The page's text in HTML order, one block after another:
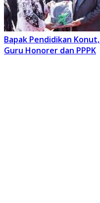
Bapak Pendidikan
Guru Honorer dan PPPK